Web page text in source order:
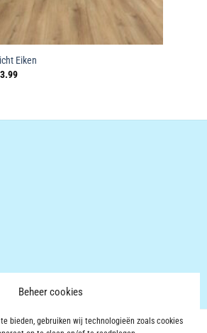
Beheer cookies
bieden, gebruiken wij technologieën zoals cookies
Eiken
Huidige